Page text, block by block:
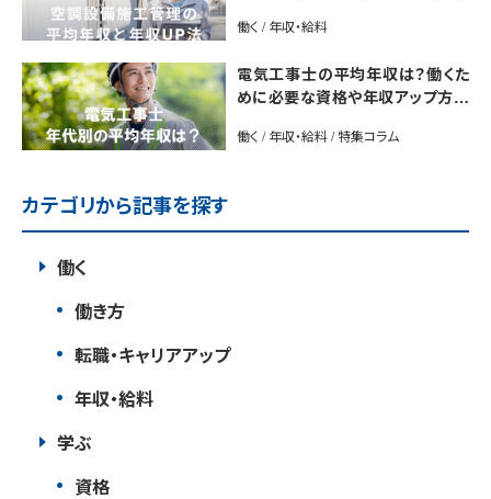
働く / 年収・給料
電気工事士の平均年収は？働くた
めに必要な資格や年収アップ方法
働く / 年収・給料 / 特集コラム
カテゴリから記事を探す
働く
働き方
転職・キャリアアップ
年収・給料
学ぶ
資格